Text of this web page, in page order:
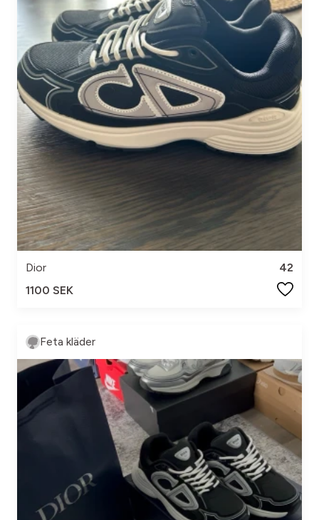
Dior
42
1100 SEK
Feta kläder